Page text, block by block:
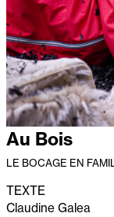
Au Bois
LE BOCAGE EN
TEXTE
Claudine Galea